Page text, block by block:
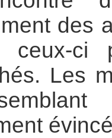
des
ceux-ci
Les